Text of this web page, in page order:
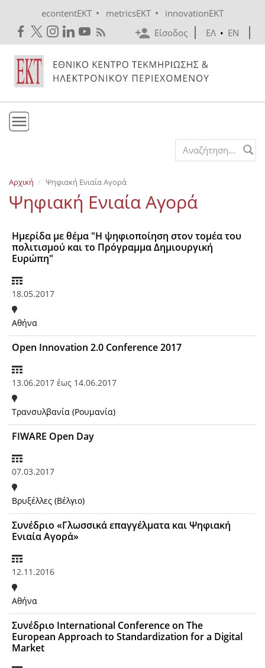
econtentEKT • metricsEKT •
innovationEKT
Είσοδος
ΕΛ • EN
Εκδόσεις
Ενημέρωση
Search form
Αρχική Ψηφιακή Ενιαία Αγορά
Ψηφιακή Ενιαία Αγορά
Ημερίδα με θέμα "Η ψηφιοποίηση στον τομέα του
πολιτισμού και το Πρόγραμμα Δημιουργική
Ευρώπη"
18.05.2017
Αθήνα
Open Innovation 2.0 Conference 2017
13.06.2017 έως 14.06.2017
Τρανσυλβανία (Ρουμανία)
FIWARE Open Day
07.03.2017
Βρυξέλλες (Βέλγιο)
Συνέδριο «Γλωσσικά επαγγέλματα και Ψηφιακή
Ενιαία Αγορά»
12.11.2016
Αθήνα
Συνέδριο International Conference on The
European Approach to Standardization for a Digital
Market